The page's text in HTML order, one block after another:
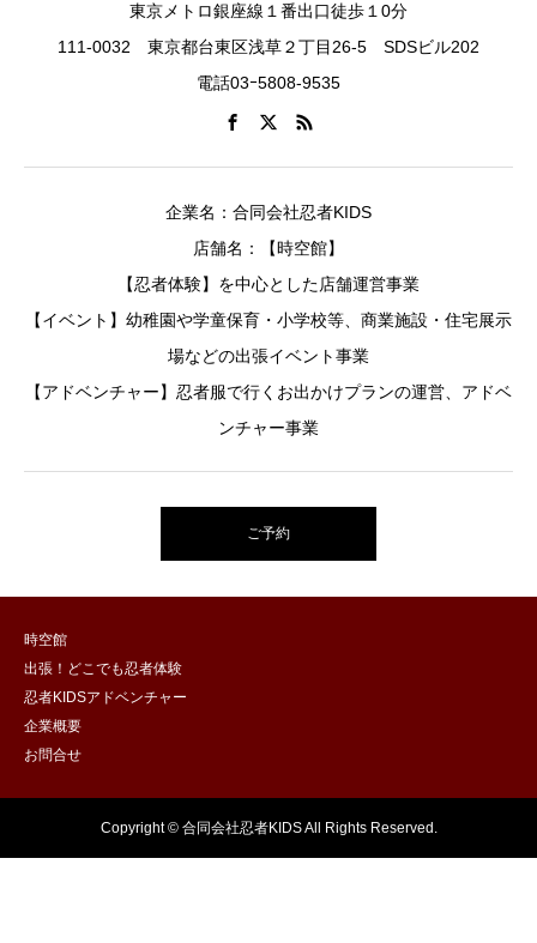
東京メトロ銀座線１番出口徒歩１0分
111-0032 東京都台東区浅草２丁目26-5 SDSビル202
電話03ｰ5808-9535
企業名：合同会社忍者KIDS
店舗名：【時空館】
【忍者体験】を中心とした店舗運営事業
【イベント】幼稚園や学童保育・小学校等、商業施設・住宅展示
場などの出張イベント事業
【アドベンチャー】忍者服で行くお出かけプランの運営、アドベ
ンチャー事業
ご予約
時空館
出張！どこでも忍者体験
忍者KIDSアドベンチャー
企業概要
お問合せ
Copyright © 合同会社忍者KIDS All Rights Reserved.